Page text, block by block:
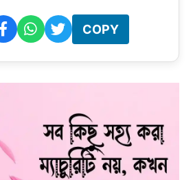
COPY